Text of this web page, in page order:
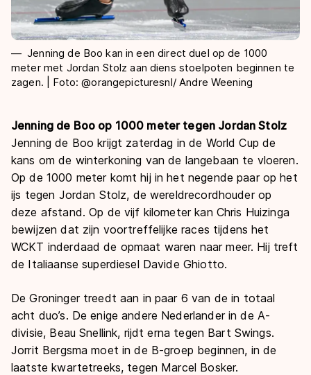
Jenning de Boo kan in een direct duel op de 1000
meter met Jordan Stolz aan diens stoelpoten beginnen te
zagen. | Foto: @orangepicturesnl/ Andre Weening
Jenning de Boo op 1000 meter tegen Jordan Stolz
Jenning de Boo krijgt zaterdag in de World Cup de
kans om de winterkoning van de langebaan te vloeren.
Op de 1000 meter komt hij in het negende paar op het
ijs tegen Jordan Stolz, de wereldrecordhouder op
deze afstand. Op de vijf kilometer kan Chris Huizinga
bewijzen dat zijn voortreffelijke races tijdens het
WCKT inderdaad de opmaat waren naar meer. Hij treft
de Italiaanse superdiesel Davide Ghiotto.
De Groninger treedt aan in paar 6 van de in totaal
acht duo’s. De enige andere Nederlander in de A-
divisie, Beau Snellink, rijdt erna tegen Bart Swings.
Jorrit Bergsma moet in de B-groep beginnen, in de
laatste kwartetreeks, tegen Marcel Bosker.